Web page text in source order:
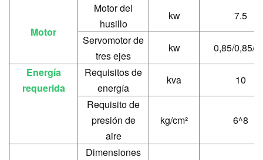
Motor
Motor del
husillo
kw
7.5
Servomotor de
tres ejes
kw
0,85/0,85/
Energía
requerida
Requisitos de
energía
kva
10
Requisito de
presión de
aire
kg/cm² 6^8
Dimensiones